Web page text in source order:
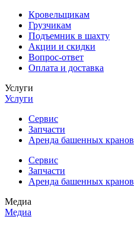
Кровельщикам
Грузчикам
Подъемник в шахту
Акции и скидки
Вопрос-ответ
Оплата и доставка
Услуги
Услуги
Сервис
Запчасти
Аренда башенных кранов
Сервис
Запчасти
Аренда башенных кранов
Медиа
Медиа